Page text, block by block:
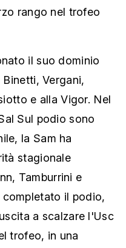
rango nel trofeo
il suo dominio
Vergani,
e alla Vigor. Nel
Sul podio sono
la Sam ha
stagionale
Tamburrini e
completato il podio,
a scalzare l'Usc
trofeo, in una